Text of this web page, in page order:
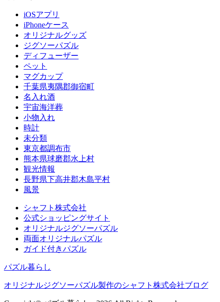
iOSアプリ
iPhoneケース
オリジナルグッズ
ジグソーパズル
ディフューザー
ペット
マグカップ
千葉県夷隅郡御宿町
名入れ酒
宇宙海洋葬
小物入れ
時計
未分類
東京都調布市
熊本県球磨郡水上村
観光情報
長野県下高井郡木島平村
風景
シャフト株式会社
公式ショッピングサイト
オリジナルジグソーパズル
両面オリジナルパズル
ガイド付きパズル
パズル暮らし
オリジナルジグソーパズル製作のシャフト株式会社ブログ